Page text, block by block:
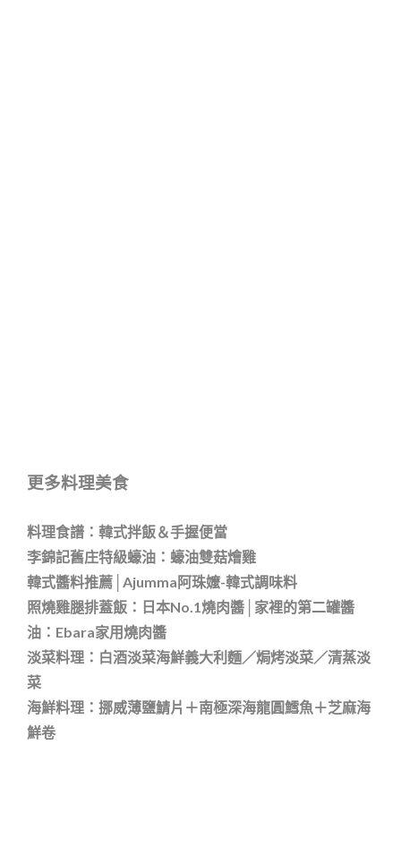
更多料理美食
料理食譜：韓式拌飯＆手握便當
李錦記舊庄特級蠔油：蠔油雙菇燴雞
韓式醬料推薦│Ajumma阿珠嬤-韓式調味料
照燒雞腿排蓋飯：日本No.1燒肉醬│家裡的第二罐醬
油：Ebara家用燒肉醬
淡菜料理：白酒淡菜海鮮義大利麵／焗烤淡菜／清蒸淡
菜
海鮮料理：挪威薄鹽鯖片＋南極深海龍圓鱈魚＋芝麻海
鮮卷